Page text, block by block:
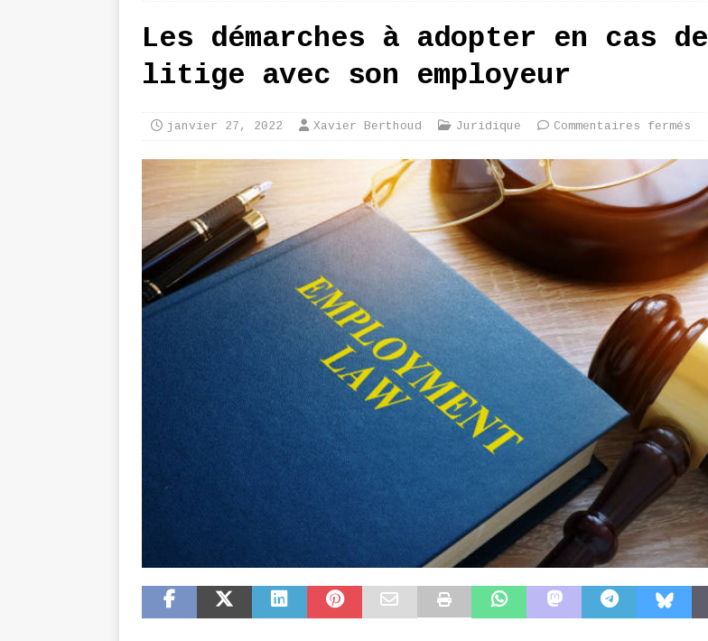
Les démarches à adopter en cas de
litige avec son employeur
janvier 27, 2022 Xavier Berthoud Juridique Commentaires fermés